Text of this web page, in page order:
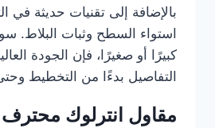
بالإضافة إلى تقنيات حديثة في
استواء السطح وثبات البلاط.
كبيرًا أو صغيرًا، فإن الجودة
التفاصيل بدءًا من التخطيط
مقاول انترلوك